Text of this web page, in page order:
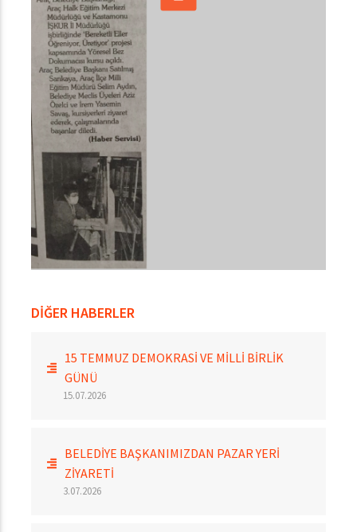
DİĞER HABERLER
15 TEMMUZ DEMOKRASİ VE MİLLİ BİRLİK
GÜNÜ
15.07.2026
BELEDİYE BAŞKANIMIZDAN PAZAR YERİ
ZİYARETİ
3.07.2026